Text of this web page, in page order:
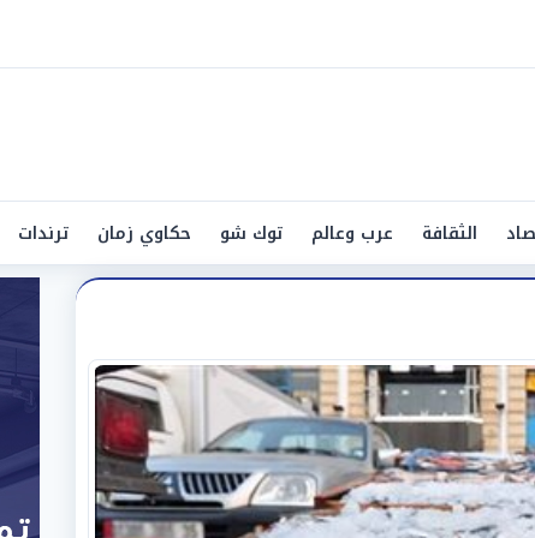
الثقافة عرب وعالم توك شو حكاوي زمان ترندات